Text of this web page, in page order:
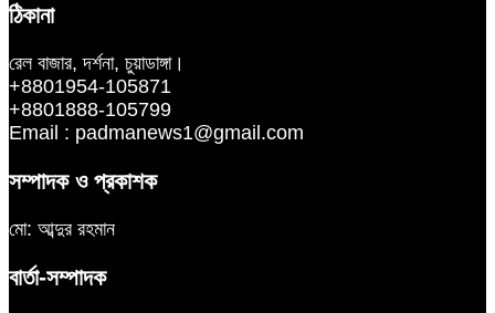
ঠিকানা
রেল বাজার, দর্শনা, চুয়াডাঙ্গা।
+8801954-105871
+8801888-105799
Email : padmanews1@gmail.com
সম্পাদক ও প্রকাশক
মো: আব্দুর রহমান
বার্তা-সম্পাদক